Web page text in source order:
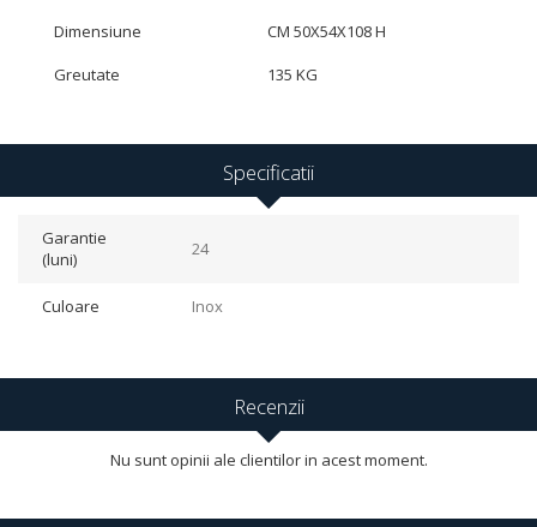
Dimensiune
CM 50X54X108 H
Greutate
135 KG
Specificatii
Garantie
(luni)
24
Culoare Inox
Recenzii
Nu sunt opinii ale clientilor in acest moment.